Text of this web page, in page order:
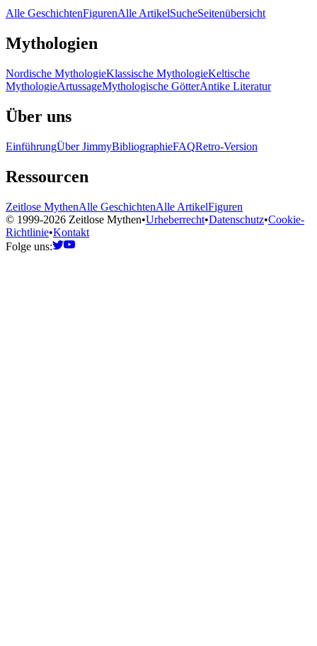
Alle GeschichtenFigurenAlle ArtikelSucheSeitenübersicht
Mythologien
Nordische MythologieKlassische MythologieKeltische
MythologieArtussageMythologische GötterAntike Literatur
Über uns
EinführungÜber JimmyBibliographieFAQRetro-Version
Ressourcen
Zeitlose MythenAlle GeschichtenAlle ArtikelFiguren
© 1999-2026 Zeitlose Mythen•Urheberrecht•Datenschutz•Cookie-
Richtlinie•Kontakt
Folge uns: